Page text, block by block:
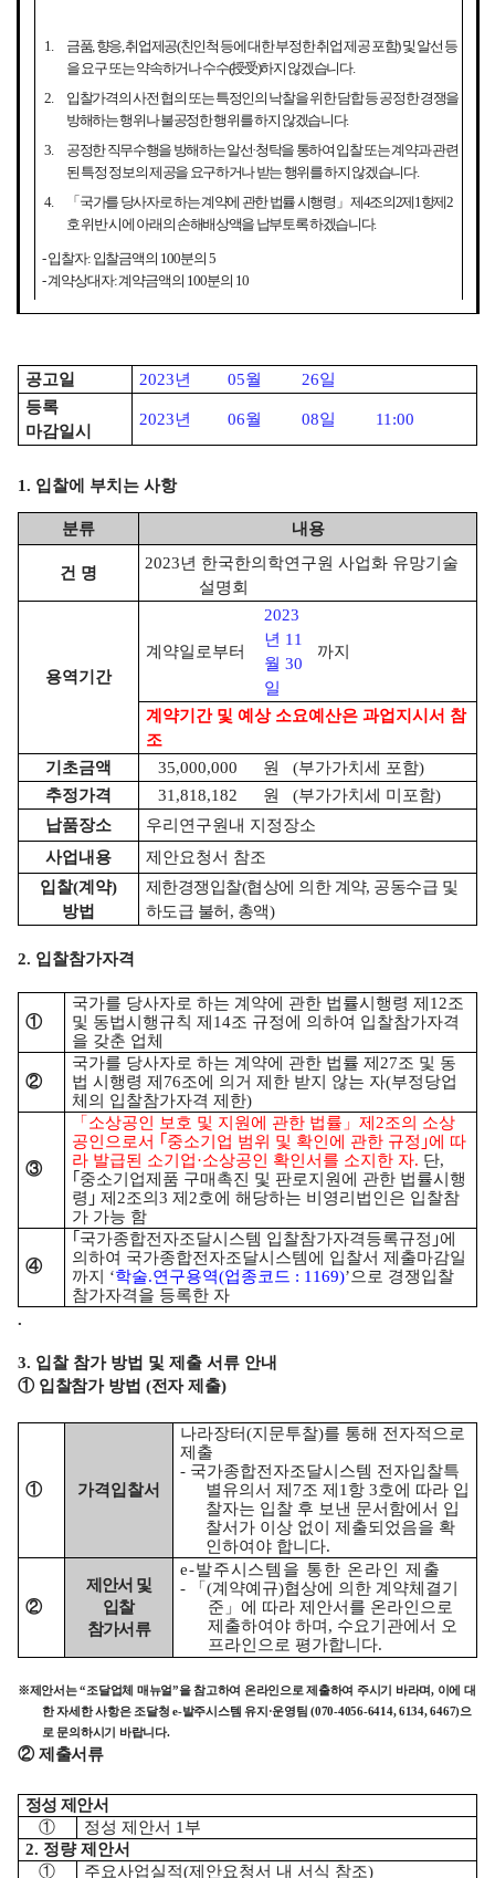
1. 금품,향응,취업제공(친인척 등에 대한 부정한 취업 제공 포함)및 알선 등
을 요구 또는 약속하거나 수수(授受)하지 않겠습니다.
2.
입찰가격의 사전 협의 또는 특정인의 낙찰을 위한 담합 등 공정한 경쟁을
방해하는 행위나 불공정한 행위를 하지 않겠습니다.
3.
공정한 직무수행을 방해하는 알선·청탁을 통하여 입찰 또는 계약과 관련
된 특정 정보의 제공을 요구하거나 받는 행위를 하지 않겠습니다.
4.
「 국가를 당사자로 하는 계약에 관한 법률 시행령 」 제 4조의2제 1항제 2
호 위반 시에 아래의 손해배상액을 납부토록 하겠습니다.
-입찰자: 입찰금액의 100분의 5
-계약상대자:계약금액의 100분의 10
공고일 2023년 05월 26일
등록
마감일시
2023년 06월 08일 11:00
1. 입찰에 부치는 사항
분류 내용
건 명
2023년 한국한의학연구원 사업화 유망기술
설명회
용역기간
계약일로부터
2023
년 11
월 30
일
까지
계약기간 및 예상 소요예산은 과업지시서 참
조
기초금액
35,000,000 원 (부가가치세 포함)
추정가격
31,818,182 원 (부가가치세 미포함)
납품장소
우리연구원내 지정장소
사업내용
제안요청서 참조
입찰(계약)
방법
제한경쟁입찰(협상에 의한 계약, 공동수급 및
하도급 불허 , 총액)
2. 입찰참가자격
①
국가를 당사자로 하는 계약에 관한 법률시행령 제 12조
및 동법시행규칙 제 14조 규정에 의하여 입찰참가자격
을 갖춘 업체
②
국가를 당사자로 하는 계약에 관한 법률 제 27조 및 동
법 시행령 제 76조에 의거 제한 받지 않는 자(부정당업
체의 입찰참가자격 제한)
③
「 소상공인 보호 및 지원에 관한 법률 」 제 2조의 소상
공인으로서 ｢ 중소기업 범위 및 확인에 관한 규정 ｣에 따
라 발급된 소기업·소상공인 확인서를 소지한 자. 단,
｢ 중소기업제품 구매촉진 및 판로지원에 관한 법률시행
령 ｣ 제 2조의 3 제 2호에 해당하는 비영리법인은 입찰참
가 가능 함
④
｢ 국가종합전자조달시스템 입찰참가자격등록규정 ｣에
의하여 국가종합전자조달시스템에 입찰서 제출마감일
까지 ‘학술.연구용역(업종코드 : 1169)’으로 경쟁입찰
참가자격을 등록한 자
.
3. 입찰 참가 방법 및 제출 서류 안내
① 입찰참가 방법 (전자 제출)
① 가격입찰서
나라장터(지문투찰)를 통해 전자적으로
제출
- 국가종합전자조달시스템 전자입찰특
별유의서 제 7조 제 1 항 3호에 따라 입
찰자는 입찰 후 보낸 문서함에서 입
찰서가 이상 없이 제출되었음을 확
인하여야 합니다.
②
제안서 및
입찰
참가서류
e-발주시스템을 통한 온라인 제출
-
「 (계약예규)협상에 의한 계약체결기
준 」 에 따라 제안서를 온라인으로
제출하여야 하며 , 수요기관에서 오
프라인으로 평가합니다.
※제안서는“조달업체 매뉴얼”을 참고하여 온라인으로 제출하여 주시기 바라며, 이에 대
한 자세한 사항은 조달청e-발주시스템 유지 ·운영팀(070-4056-6414, 6134, 6467)으
로 문의하시기 바랍니다.
② 제출서류
정성 제안서
①
정성 제안서 1 부
2. 정량 제안서
①
주요사업실적(제안요청서 내 서식 참조)